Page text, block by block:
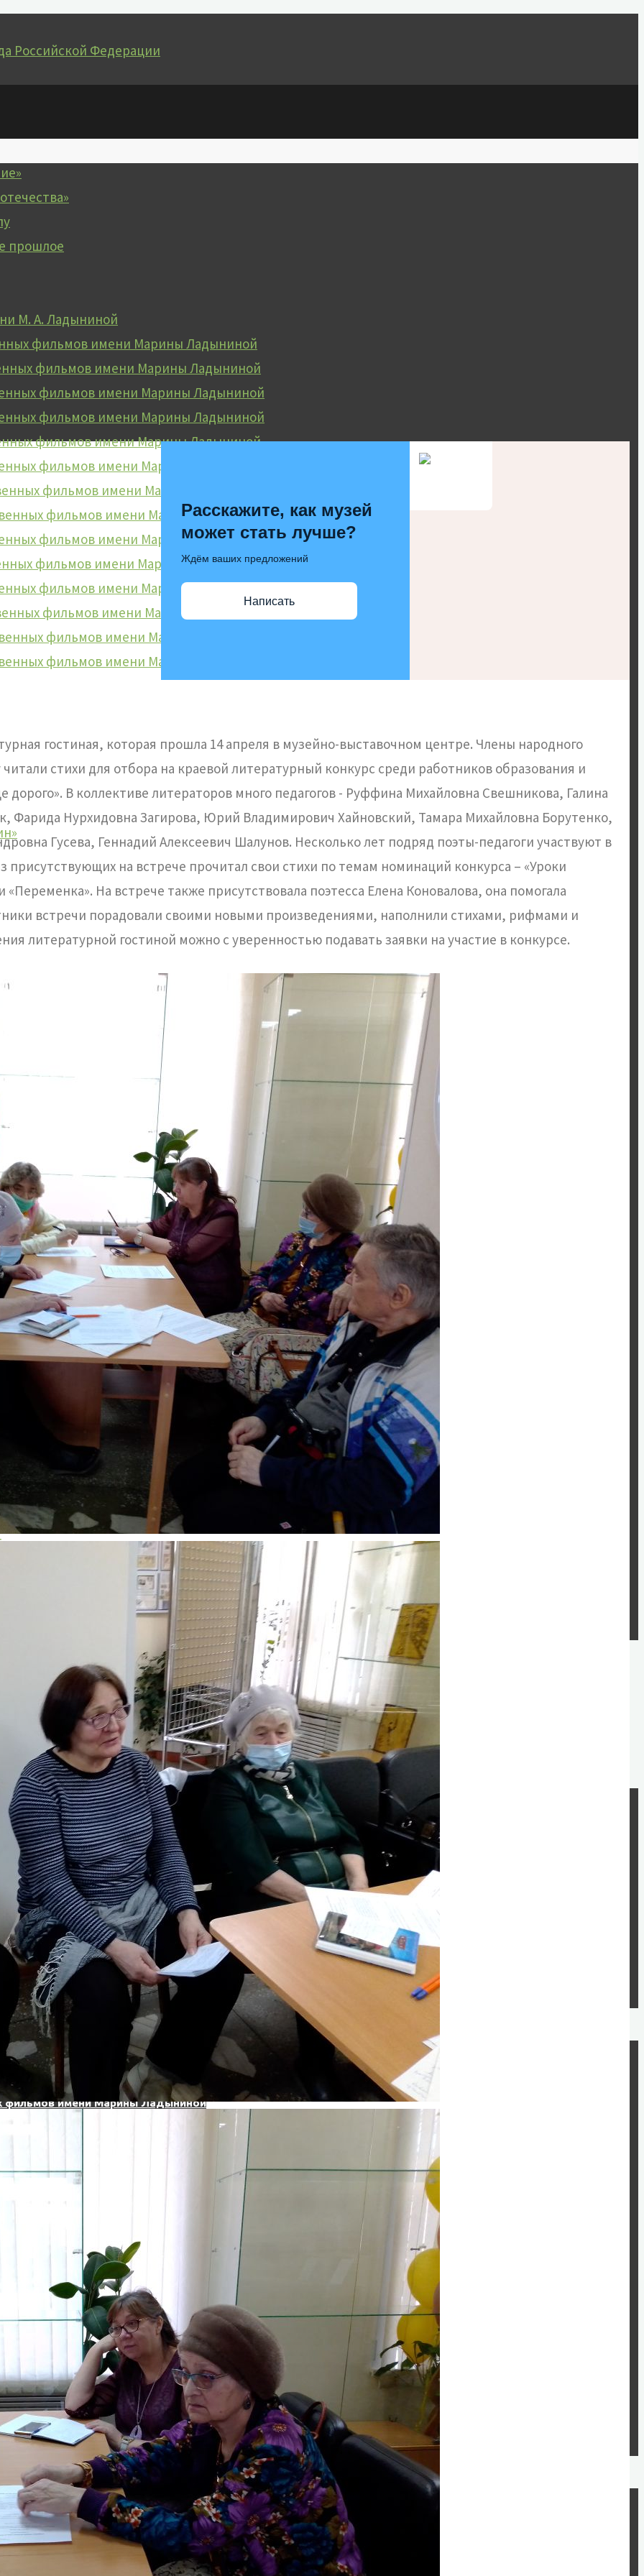
Российской Федерации
прошлое
М. А. Ладыниной
фильмов имени Марины Ладыниной
фильмов имени Марины Ладыниной
фильмов имени Марины Ладыниной
фильмов имени Марины Ладыниной
фильмов имени Марины Ладыниной
фильмов имени Марины Ладыниной
фильмов имени Марины Ладыниной
фильмов имени Марины Ладыниной
фильмов имени Марины Ладыниной
фильмов имени Марины Ладыниной
фильмов имени Марины Ладыниной
фильмов имени Марины Ладыниной
фильмов имени Марины Ладыниной
фильмов имени Марины Ладыниной
Федерации
Ладыниной
фильмов имени Марины Ладыниной
фильмов имени Марины Ладыниной
фильмов имени Марины Ладыниной
фильмов имени Марины Ладыниной
фильмов имени Марины Ладыниной
фильмов имени Марины Ладыниной
фильмов имени Марины Ладыниной
фильмов имени Марины Ладыниной
фильмов имени Марины Ладыниной
фильмов имени Марины Ладыниной
фильмов имени Марины Ладыниной
фильмов имени Марины Ладыниной
фильмов имени Марины Ладыниной
фильмов имени Марины Ладыниной
Расскажите, как музей
может стать лучше?
Ждём ваших предложений
Написать
гостиная, которая прошла 14 апреля в музейно-выставочном центре. Члены народного
читали стихи для отбора на краевой литературный конкурс среди работников образования и
дорого». В коллективе литераторов много педагогов - Руффина Михайловна Свешникова, Галина
Фарида Нурхидовна Загирова, Юрий Владимирович Хайновский, Тамара Михайловна Борутенко,
Гусева, Геннадий Алексеевич Шалунов. Несколько лет подряд поэты-педагоги участвуют в
присутствующих на встрече прочитал свои стихи по темам номинаций конкурса – «Уроки
На встрече также присутствовала поэтесса Елена Коновалова, она помогала
встречи порадовали своими новыми произведениями, наполнили стихами, рифмами и
литературной гостиной можно с уверенностью подавать заявки на участие в конкурсе.